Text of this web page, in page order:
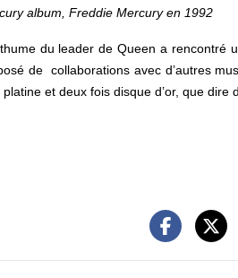
album, Freddie Mercury en 1992
du leader de Queen a
de collaborations avec d’autres
et deux fois disque d’or, que dire